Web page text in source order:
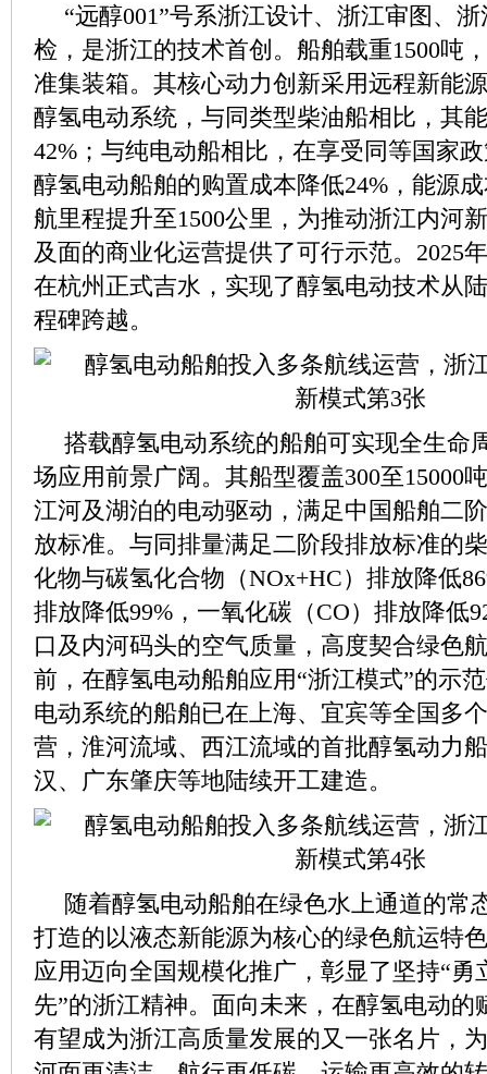
“远醇001”号系浙江设计、浙江审图、
检，是浙江的技术首创。船舶载重1500吨
准集装箱。其核心动力创新采用远程新能
醇氢电动系统，与同类型柴油船相比，其
42%；与纯电动船相比，在享受同等国家
醇氢电动船舶的购置成本降低24%，能源
航里程提升至1500公里，为推动浙江内河
及面的商业化运营提供了可行示范。2025
在杭州正式吉水，实现了醇氢电动技术从
程碑跨越。
搭载醇氢电动系统的船舶可实现全生命
场应用前景广阔。其船型覆盖300至15000
江河及湖泊的电动驱动，满足中国船舶二
放标准。与同排量满足二阶段排放标准的
化物与碳氢化合物（NOx+HC）排放降低
排放降低99%，一氧化碳（CO）排放降低
口及内河码头的空气质量，高度契合绿色
前，在醇氢电动船舶应用“浙江模式”的示
电动系统的船舶已在上海、宜宾等全国多
营，淮河流域、西江流域的首批醇氢动力
汉、广东肇庆等地陆续开工建造。
随着醇氢电动船舶在绿色水上通道的常
打造的以液态新能源为核心的绿色航运特
应用迈向全国规模化推广，彰显了坚持“勇
先”的浙江精神。面向未来，在醇氢电动的
有望成为浙江高质量发展的又一张名片，